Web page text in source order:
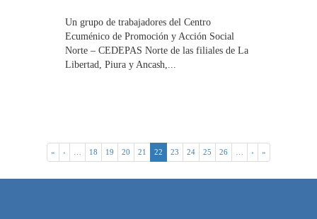
Un grupo de trabajadores del Centro
Ecuménico de Promoción y Acción Social
Norte – CEDEPAS Norte de las filiales de La
Libertad, Piura y Ancash,...
« ‹ 18 19 20 21 22 23 24 25 26 › »